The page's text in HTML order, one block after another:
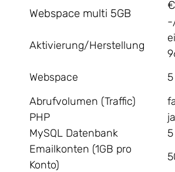
Webspace multi 5GB
Aktivierung/Herstellung
Webspace
Abrufvolumen (Traffic)
PHP
ja
MySQL Datenbank
5
Emailkonten (1GB pro
Konto)